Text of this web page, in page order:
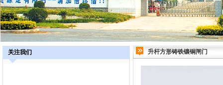
关注我们 升杆方形铸铁镶铜闸门